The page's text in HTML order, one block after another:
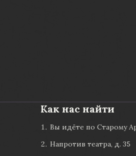
Как нас найти
Вы идёте по Старому
Напротив театра, д. 35